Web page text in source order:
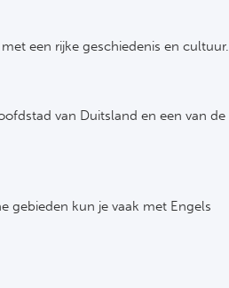
een rijke geschiedenis en cultuur.
van Duitsland en een van de
gebieden kun je vaak met Engels